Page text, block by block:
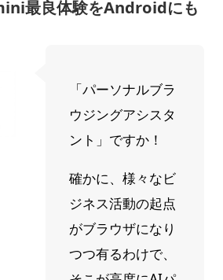
最良体験をAndroidにも
「パーソナルブラ
ウジングアシスタ
ント」ですか！
確かに、様々なビ
ジネス活動の起点
がブラウザになり
つつ有るわけで、